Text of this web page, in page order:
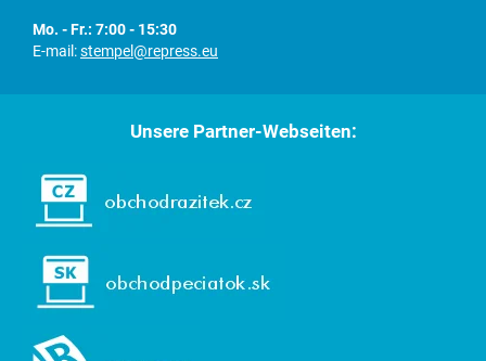
Mo. - Fr.: 7:00 - 15:30
E-mail:stempel@repress.eu
Unsere Partner-Webseiten: